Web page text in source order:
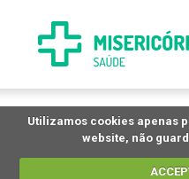
Utilizamos cookies apenas
website, não